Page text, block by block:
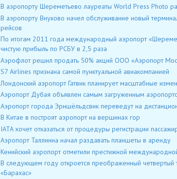
В аэропорту Шереметьево лауреаты World Press Photo
В аэропорту Внуково начел обслуживание новый
рейсов
По итогам 2011 года международный аэропорт
чистую прибыль по РСБУ в 2,5 раза
Аэрофлот решил продать 50% акций ООО «Аэропорт
S7 Airlines признана самой пунктуальной авиакомпанией
Лондонский аэропорт Гатвик планирует масштабные
Аэропорт Дубая объявлен самым загруженным
Аэропорт города Эрншёльдсвик переведут на
В Китае в построят аэропорт на вершинах гор
IATA хочет отказаться от процедуры регистрации
Аэропорт Таллинна начал раздавать планшеты в аренду
Кенийский аэропорт отметили престижной
В следующем году откроется преображенный четвертый
«Барахас»